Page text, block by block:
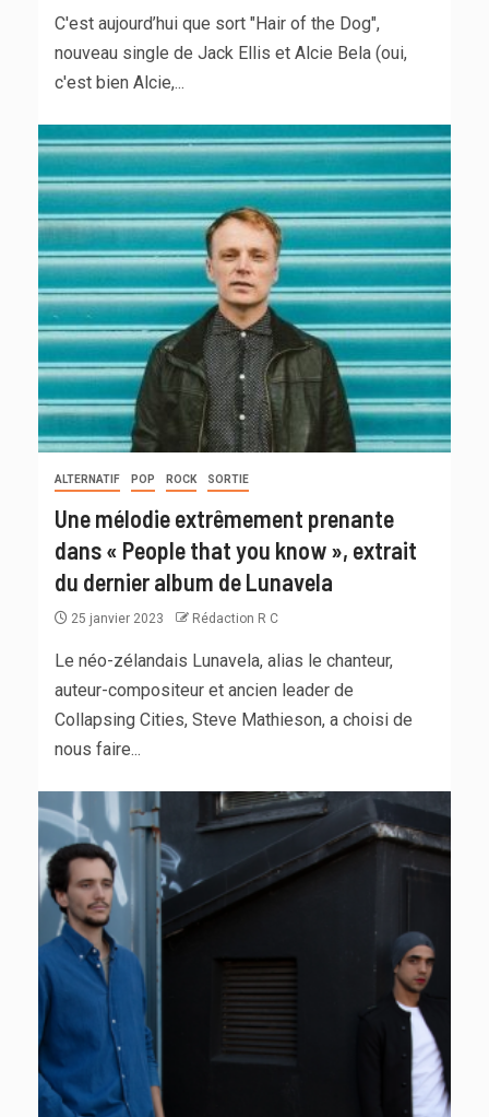
C'est aujourd’hui que sort "Hair of the Dog",
nouveau single de Jack Ellis et Alcie Bela (oui,
c'est bien Alcie,...
ALTERNATIF POP ROCK SORTIE
Une mélodie extrêmement prenante
dans « People that you know », extrait
du dernier album de Lunavela
25 janvier 2023 Rédaction R C
Le néo-zélandais Lunavela, alias le chanteur,
auteur-compositeur et ancien leader de
Collapsing Cities, Steve Mathieson, a choisi de
nous faire...